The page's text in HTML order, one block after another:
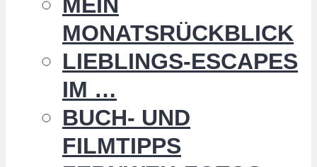
MONATSRÜCKBLICK
LIEBLINGS-ESCAPES
IM …
BUCH- UND
FILMTIPPS